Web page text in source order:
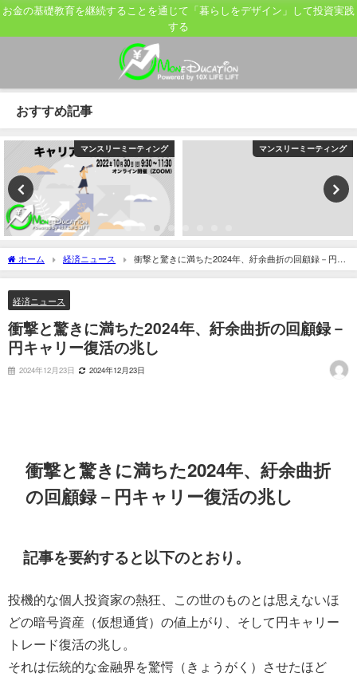
お金の基礎教育を継続することを通じて「暮らしをデザイン」して投資実践
する
おすすめ記事
マンスリーミーティング マンスリーミーティング
ホーム 経済ニュース
衝撃と驚きに満ちた2024年、紆余曲折の回顧録－円キ
ャリー復活の兆し
経済ニュース
衝撃と驚きに満ちた2024年、紆余曲折の回顧録－
円キャリー復活の兆し
2024年12月23日 2024年12月23日
衝撃と驚きに満ちた2024年、紆余曲折
の回顧録－円キャリー復活の兆し
記事を要約すると以下のとおり。
投機的な個人投資家の熱狂、この世のものとは思えないほ
どの暗号資産（仮想通貨）の値上がり、そして円キャリー
トレード復活の兆し。
それは伝統的な金融界を驚愕（きょうがく）させたほど